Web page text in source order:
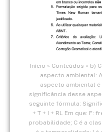
Início » Conteúdos » b)
aspecto ambiental:
aspecto ambiental
significância desse
seguinte fórmula:
+ T + I + RL Em que: F:
probabilidade; C é a